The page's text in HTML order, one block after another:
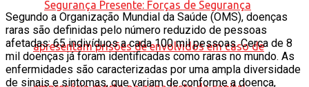
Segundo a Organização Mundial da Saúde (OMS), doenças
raras são definidas pelo número reduzido de pessoas
afetadas: 65 indivíduos a cada 100 mil pessoas. Cerca de 8
mil doenças já foram identificadas como raras no mundo. As
enfermidades são caracterizadas por uma ampla diversidade
de sinais e sintomas, que variam de conforme a doença,